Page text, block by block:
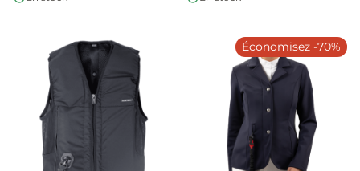
fermeture éclair centrale et son
garantir sécurité et compatibilité
Économisez -70%